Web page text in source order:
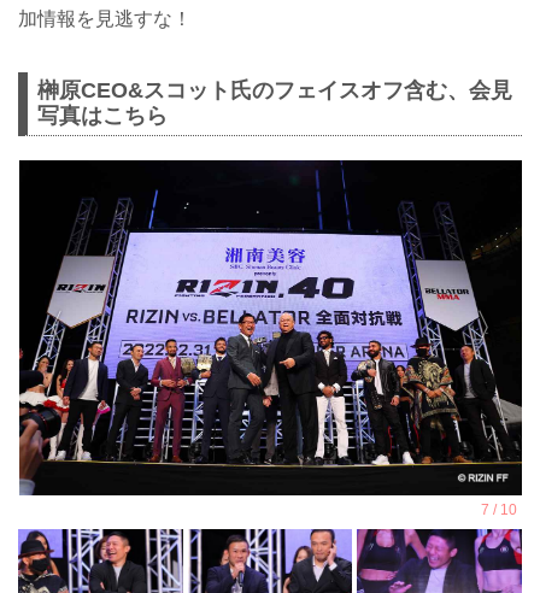
加情報を見逃すな！
榊原CEO&スコット氏のフェイスオフ含む、会見
写真はこちら